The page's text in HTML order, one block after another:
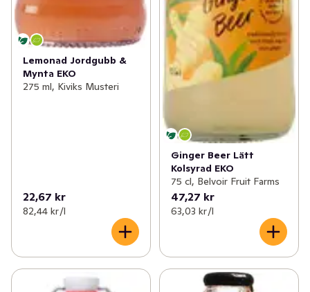
Lemonad Jordgubb &
Mynta EKO
275 ml, Kiviks Musteri
22,67 kr
82,44 kr /l
Ginger Beer Lätt
Kolsyrad EKO
75 cl, Belvoir Fruit Farms
47,27 kr
63,03 kr /l